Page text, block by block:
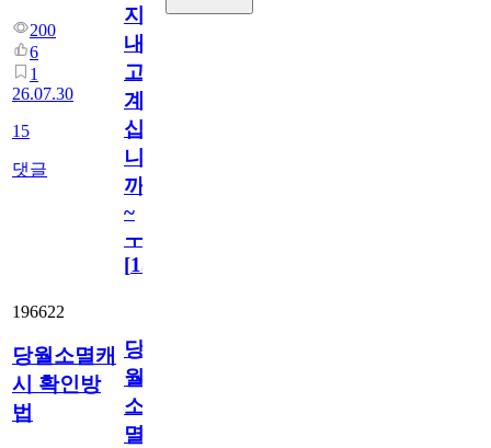
200
6
1
26.07.30
15
댓글
지
내
고
계
십
니
까
~
ㅜ
[15
196622
당월소멸캐
시 확인방
법
당
월
소
멸